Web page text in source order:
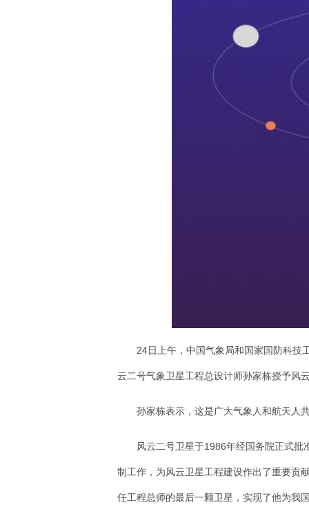
24日上午，中国气象局和国家国防科技
云二号气象卫星工程总设计师孙家栋授予风
孙家栋表示，这是广大气象人和航天人
风云二号卫星于1986年经国务院正式
制工作，为风云卫星工程建设作出了重要贡
任工程总师的最后一颗卫星，实现了他为我